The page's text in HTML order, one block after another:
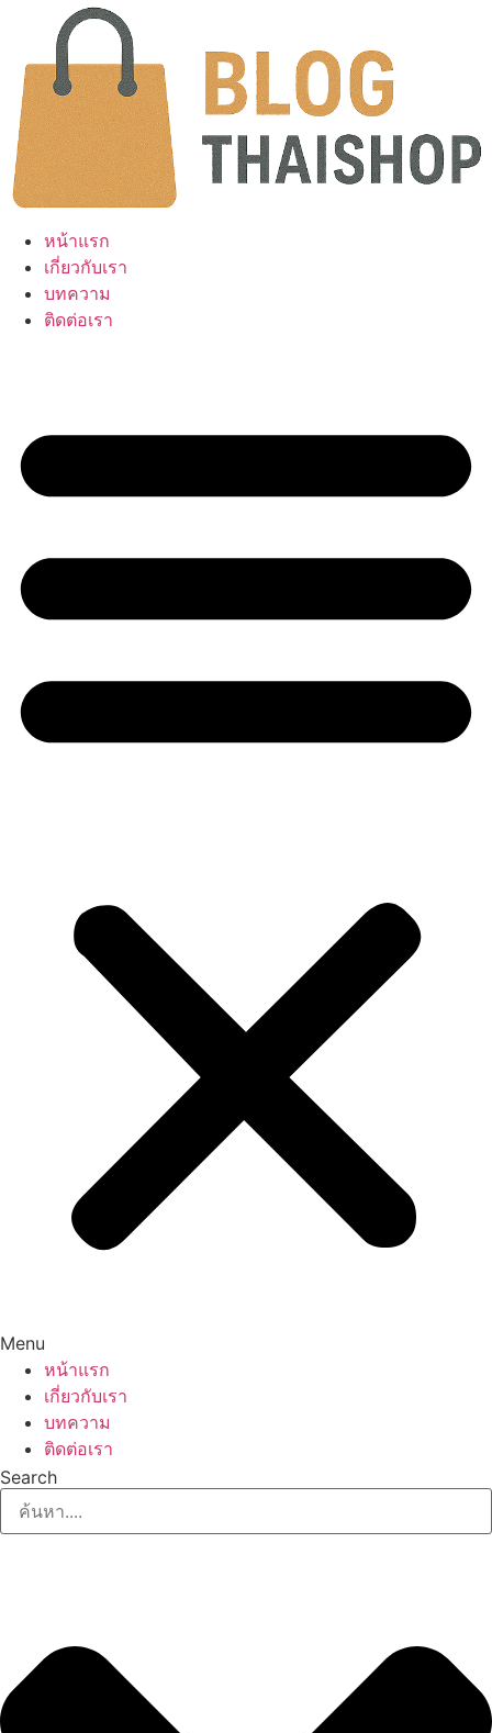
content
หน้าแรก
เกี่ยวกับเรา
บทความ
ติดต่อเรา
Menu
หน้าแรก
เกี่ยวกับเรา
บทความ
ติดต่อเรา
Search